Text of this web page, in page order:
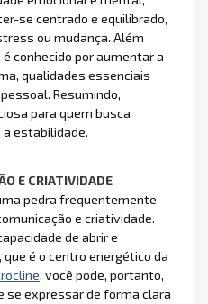
se centrado e equilibrado,
ou mudança. Além
conhecido por aumentar a
qualidades essenciais
Resumindo,
para quem busca
estabilidade.
E CRIATIVIDADE
pedra frequentemente
e criatividade.
de abrir e
é o centro energético da
, você pode, portanto,
se expressar de forma clara